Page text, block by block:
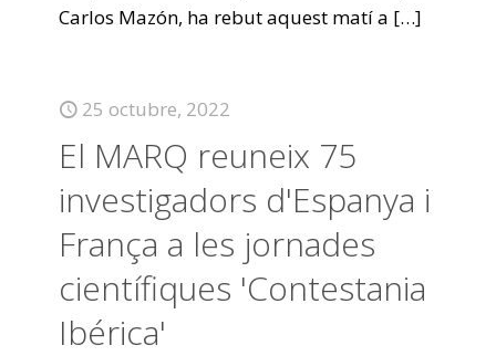
Carlos Mazón, ha rebut aquest matí a […]
25 octubre, 2022
El MARQ reuneix 75
investigadors d'Espanya i
França a les jornades
científiques 'Contestania
Ibérica'